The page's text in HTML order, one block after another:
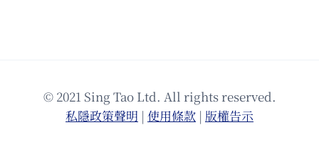
© 2021 Sing Tao Ltd. All rights reserved.
私隱政策聲明 | 使⽤條款 | 版權告⽰